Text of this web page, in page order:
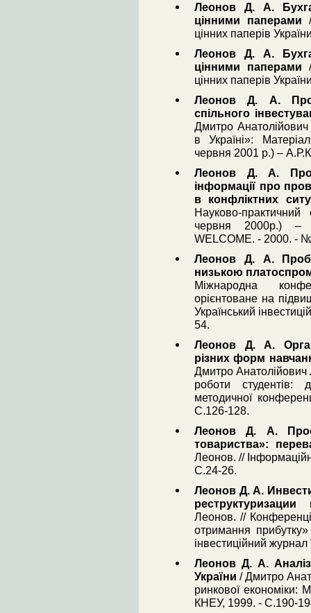
Леонов Д. А.
цінними паперами
цінних паперів
Леонов Д. А.
цінними паперами
цінних паперів
Леонов Д. А.
спільного
Дмитро
в Україні»:
червня 2001 р.) –
Леонов Д. А.
інформації про
в конфліктних
Науково-
червня 2000р.) –
WELCOME. - 2000. -
Леонов Д. А.
низькою
Міжнародна
орієнтоване на
Український
54.
Леонов Д. А.
різних форм
Дмитро Анатолійович
роботи студентів:
методичної
С.126-128.
Леонов Д. А.
товариства»:
Леонов. //
С.24-26.
Леонов Д. А.
реструктуризации
Леонов. //
отримання
інвестиційний
Леонов Д. А.
України / Дмитро
ринкової економіки:
КНЕУ, 1999. - С.190-